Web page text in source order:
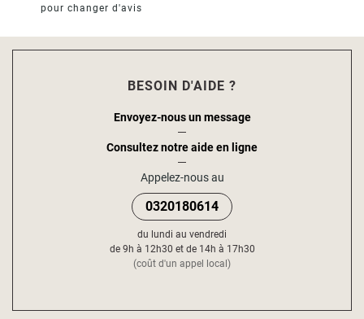
pour changer d'avis
BESOIN D'AIDE ?
Envoyez-nous un message
Consultez notre aide en ligne
Appelez-nous au
0320180614
du lundi au vendredi
de 9h à 12h30 et de 14h à 17h30
(coût d'un appel local)